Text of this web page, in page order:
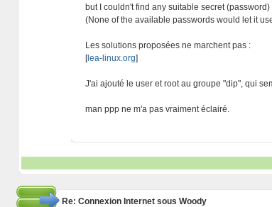
but I couldn't find any suitable secret
(None of the available passwords would let it
Les solutions proposées ne marchent pas :
[lea-linux.org]
J'ai ajouté le user et root au groupe "dip", qui
man ppp ne m'a pas vraiment éclairé.
Re: Connexion Internet sous Woody